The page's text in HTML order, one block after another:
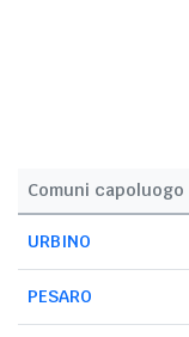
Comuni capoluogo
URBINO
PESARO